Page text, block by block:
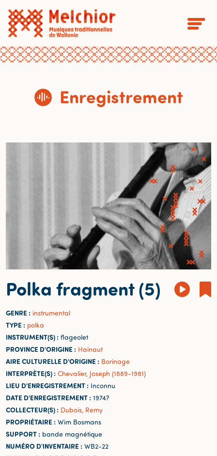
Enregistrement
Polka fragment (5)
GENRE : instrumental
TYPE : polka
INSTRUMENT(S) : flageolet
PROVINCE D'ORIGINE : Hainaut
AIRE CULTURELLE D'ORIGINE : Borinage
INTERPRÈTE(S) : Chevalier, Joseph (1889-1981)
LIEU D'ENREGISTREMENT : Inconnu
DATE D'ENREGISTREMENT : 1974?
COLLECTEUR(S) : Dubois, Remy
PROPRIÉTAIRE : Wim Bosmans
SUPPORT : bande magnétique
NUMÉRO D'INVENTAIRE : WB2-22